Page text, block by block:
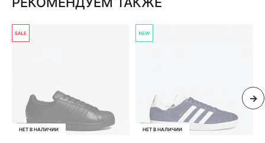
НЕТ В НАЛИЧИИ НЕТ В НАЛИЧИИ